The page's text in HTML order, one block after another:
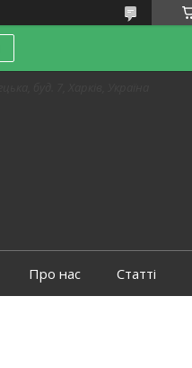
Про нас Статті